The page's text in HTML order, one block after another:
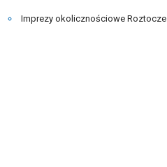
Imprezy okolicznościowe Roztocze